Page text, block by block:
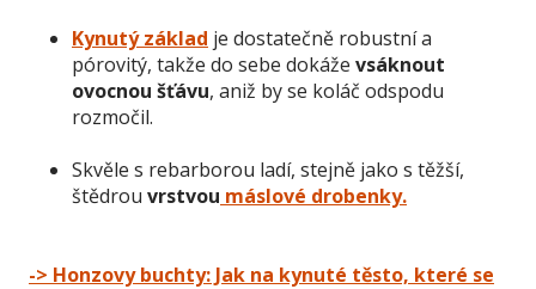
Kynutý základ je dostatečně robustní a
pórovitý, takže do sebe dokáže vsáknout
ovocnou šťávu, aniž by se koláč odspodu
rozmočil.
Skvěle s rebarborou ladí, stejně jako s těžší,
štědrou vrstvou máslové drobenky.
-> Honzovy buchty: Jak na kynuté těsto, které se